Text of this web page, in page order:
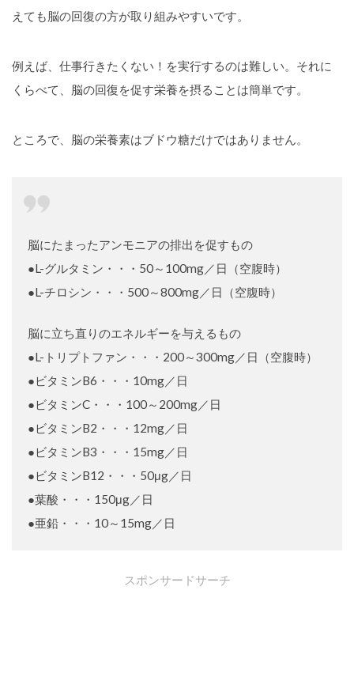
えても脳の回復の方が取り組みやすいです。
例えば、仕事行きたくない！を実行するのは難しい。それに
くらべて、脳の回復を促す栄養を摂ることは簡単です。
ところで、脳の栄養素はブドウ糖だけではありません。
脳にたまったアンモニアの排出を促すもの
●L-グルタミン・・・50～100mg／日（空腹時）
●L-チロシン・・・500～800mg／日（空腹時）
脳に立ち直りのエネルギーを与えるもの
●L-トリプトファン・・・200～300mg／日（空腹時）
●ビタミンB6・・・10mg／日
●ビタミンC・・・100～200mg／日
●ビタミンB2・・・12mg／日
●ビタミンB3・・・15mg／日
●ビタミンB12・・・50μg／日
●葉酸・・・150μg／日
●亜鉛・・・10～15mg／日
スポンサードサーチ